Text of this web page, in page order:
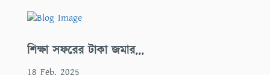
শিক্ষা সফরের টাকা জমার...
18 Feb, 2025